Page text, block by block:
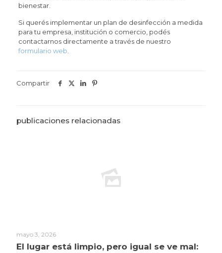
bienestar.
Si querés implementar un plan de desinfección a medida
para tu empresa, institución o comercio, podés
contactarnos directamente a través de nuestro
formulario web
Compartir
publicaciones relacionadas
mayo 3, 2026
El lugar está limpio, pero igual se ve mal: